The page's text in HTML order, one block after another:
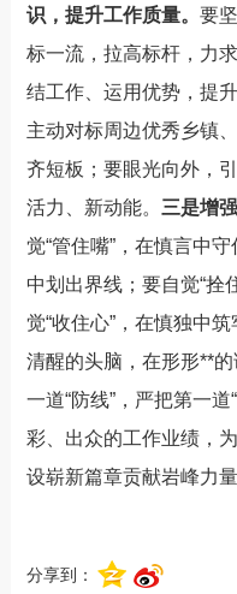
识，提升工作质量。 要
标一流，拉高标杆，力
结工作、运用优势，提
主动对标周边优秀乡镇
齐短板；要眼光向外，
活力、新动能。 三是增
觉“管住嘴”，在慎言中
中划出界线；要自觉“拴
觉“收住心”，在慎独中
清醒的头脑，在形形**
一道“防线”， 严把第一道
彩、出众的工作业绩，
设崭新篇章贡献岩峰力量
分享到：